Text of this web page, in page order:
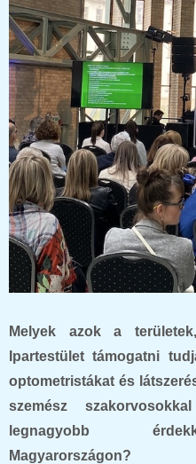
Melyek azok a
Ipartestület támogatni
optometristákat és
szemész
legnagyobb
Magyarországon?